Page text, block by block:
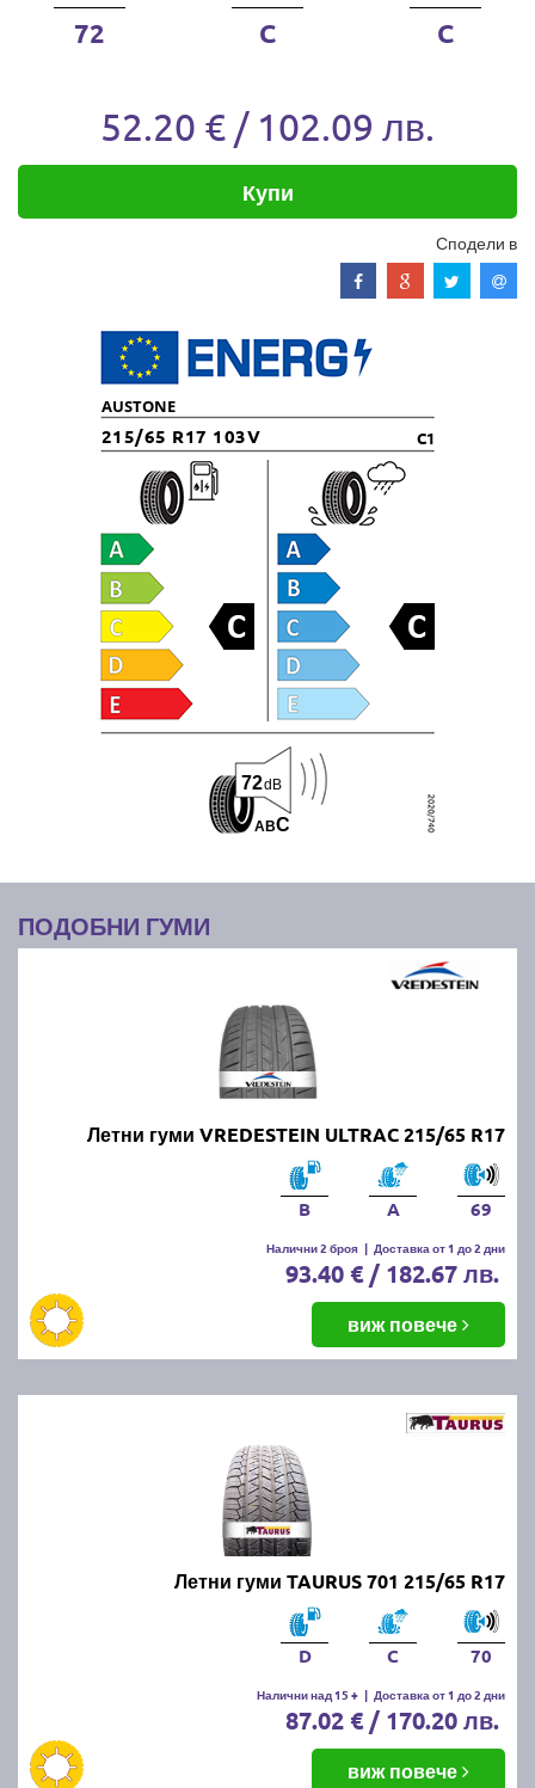
72 C C
52.20 € / 102.09 лв.
Купи
Сподели в
AUSTONE
215/65 R17 103V C1
ABC
72dB
ПОДОБНИ ГУМИ
Летни гуми VREDESTEIN ULTRAC 215/65 R17
B A 69
Налични 2 броя | Доставка от 1 до 2 дни
93.40 € / 182.67 лв.
виж повече
Летни гуми TAURUS 701 215/65 R17
D C 70
Налични над 15 + | Доставка от 1 до 2 дни
87.02 € / 170.20 лв.
виж повече